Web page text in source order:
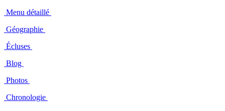
Menu détaillé
Géographie
Écluses
Blog
Photos
Chronologie